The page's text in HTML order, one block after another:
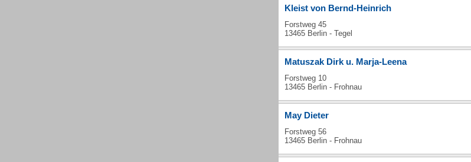
Kleist von Bernd-Heinrich
Forstweg 45
13465 Berlin - Tegel
Matuszak Dirk u. Marja-Leena
Forstweg 10
13465 Berlin - Frohnau
May Dieter
Forstweg 56
13465 Berlin - Frohnau